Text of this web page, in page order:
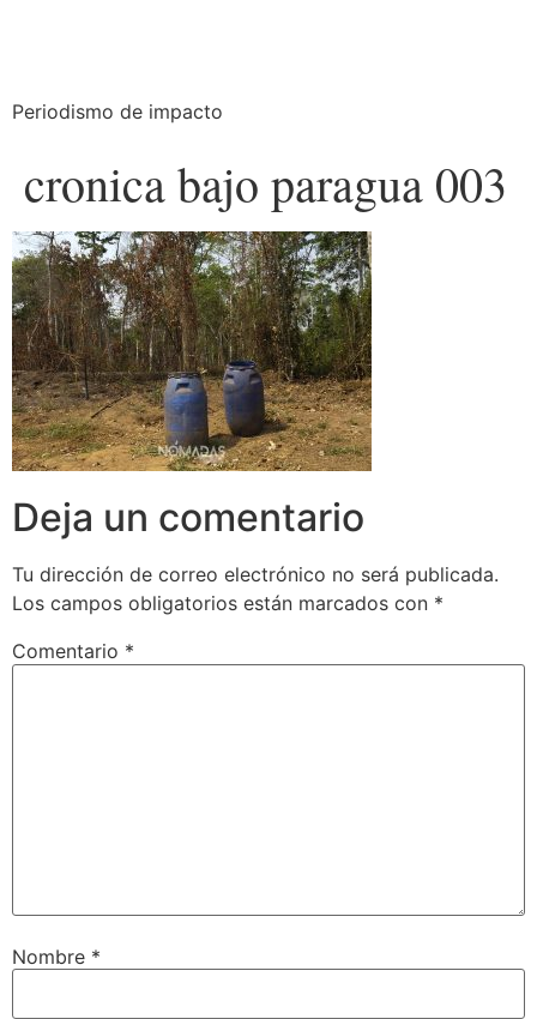
Periodismo de impacto
cronica bajo paragua 003
Deja un comentario
Tu dirección de correo electrónico no será publicada.
Los campos obligatorios están marcados con *
Comentario *
Nombre *